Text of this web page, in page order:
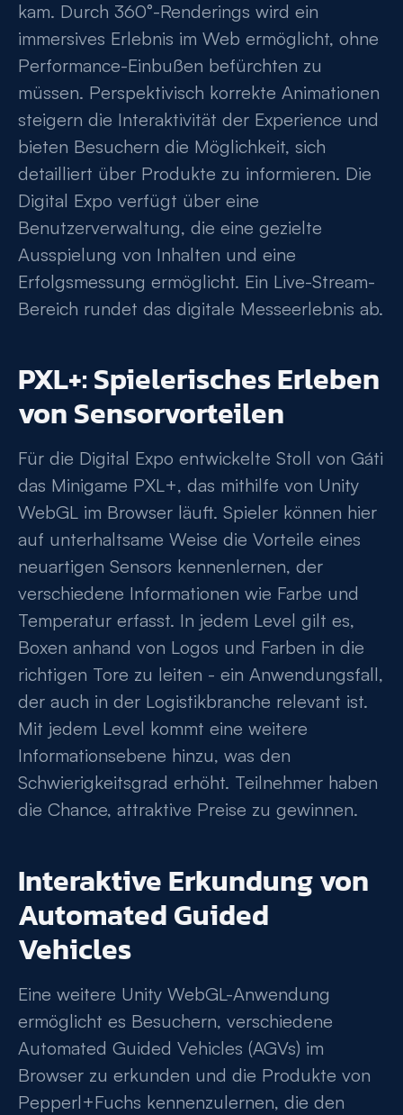
kam. Durch 360°-Renderings wird ein
immersives Erlebnis im Web ermöglicht, ohne
Performance-Einbußen befürchten zu
müssen. Perspektivisch korrekte Animationen
steigern die Interaktivität der Experience und
bieten Besuchern die Möglichkeit, sich
detailliert über Produkte zu informieren. Die
Digital Expo verfügt über eine
Benutzerverwaltung, die eine gezielte
Ausspielung von Inhalten und eine
Erfolgsmessung ermöglicht. Ein Live-Stream-
Bereich rundet das digitale Messeerlebnis ab.
PXL+: Spielerisches Erleben
von Sensorvorteilen
Für die Digital Expo entwickelte Stoll von Gáti
das Minigame PXL+, das mithilfe von Unity
WebGL im Browser läuft. Spieler können hier
auf unterhaltsame Weise die Vorteile eines
neuartigen Sensors kennenlernen, der
verschiedene Informationen wie Farbe und
Temperatur erfasst. In jedem Level gilt es,
Boxen anhand von Logos und Farben in die
richtigen Tore zu leiten - ein Anwendungsfall,
der auch in der Logistikbranche relevant ist.
Mit jedem Level kommt eine weitere
Informationsebene hinzu, was den
Schwierigkeitsgrad erhöht. Teilnehmer haben
die Chance, attraktive Preise zu gewinnen.
Interaktive Erkundung von
Automated Guided
Vehicles
Eine weitere Unity WebGL-Anwendung
ermöglicht es Besuchern, verschiedene
Automated Guided Vehicles (AGVs) im
Browser zu erkunden und die Produkte von
Pepperl+Fuchs kennenzulernen, die den